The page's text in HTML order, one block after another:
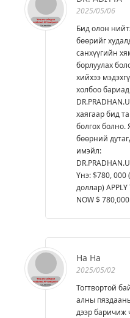
2025/05/06
Бид олон
бөөрийг
санхүүгийн
борлуулах
хийхээ
холбоо бариад
хаягаар бид
болгох болно.
бөөрний
имэйл:
Yнэ: $780,
доллар) APPLY
NOW $
Ha Ha
2025/05/02
Тогтвортой
алны
дээр баричиж